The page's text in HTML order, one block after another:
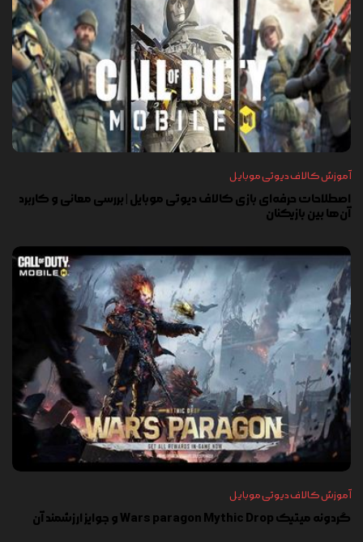
آموزش کالاف دیوتی موبایل
اصطلاحات حرفه‌ای بازی کالاف دیوتی موبایل | بررسی معانی و کاربرد
آن‌ها بین بازیکنان
آموزش کالاف دیوتی موبایل
گردونه میتیک Wars paragon Mythic Drop و جوایز ارزشمند آن